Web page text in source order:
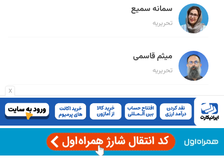
x
سمانه سمیع
تحریریه
میثم قاسمی
تحریریه
لیلا حنارود
تحریریه
فائزه فتحی رستمی